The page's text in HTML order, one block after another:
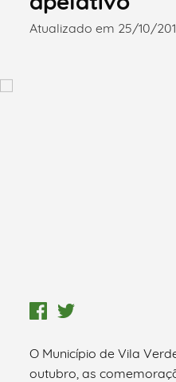
Atualizado em 25/10/
O Município de Vila
outubro, as